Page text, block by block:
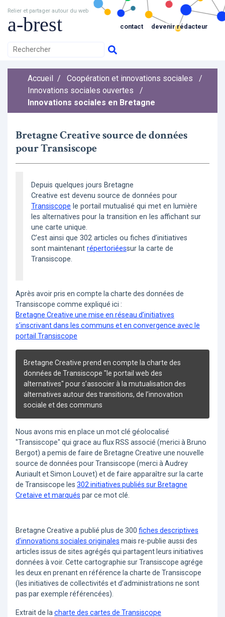
Relier et partager autour du web
a-brest contact devenir rédacteur
Accueil / Coopération et innovations sociales
/
Innovations sociales ouvertes
/
Innovations sociales en Bretagne
Bretagne Creative source de données
pour Transiscope
Depuis quelques jours Bretagne
Creative est devenu source de données pour
Transiscope le portail mutualisé qui met en lumière
les alternatives pour la transition en les affichant sur
une carte unique.
C’est ainsi que 302 articles ou fiches d’initiatives
sont maintenant répertoriéessur la carte de
Transiscope.
Après avoir pris en compte la charte des données de
Transiscope comme expliqué ici :
Bretagne Creative une mise en réseau d’initiatives
s’inscrivant dans les communs et en convergence avec le
portail Transiscope
Bretagne Creative prend en compte la charte des
données de Transiscope "le portail web des
alternatives" pour s’associer à la mutualisation des
alternatives autour des transitions, de l’innovation
sociale et des communs
Nous avons mis en place un mot clé géolocalisé
"Transiscope" qui grace au flux RSS associé (merici à Bruno
Bergot) a pemis de faire de Bretagne Creative une nouvelle
source de données pour Transiscope (merci à Audrey
Auriault et Simon Louvet) et de faire apparaître sur la carte
de Transiscope les 302 initiatives publiés sur Bretagne
Cretaive et marqués par ce mot clé.
Bretagne Creative a publié plus de 300 fiches descriptives
d’innovations sociales originales mais re-publie aussi des
articles issus de sites agrégés qui partagent leurs initiatives
données à voir. Cette cartographie sur Transiscope agrége
les deux en prenant en référence la charte de Transiscope
(les initiatives de collectivités et d’administrations ne sont
pas par exemple référencées).
Extrait de la charte des cartes de Transiscope